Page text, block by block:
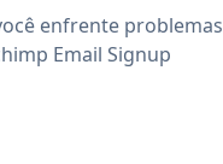
enfrente problemas
Email Signup